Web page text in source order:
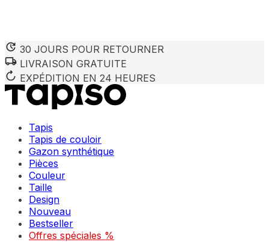
30 JOURS POUR RETOURNER
LIVRAISON GRATUITE
EXPÉDITION EN 24 HEURES
Tapis
Tapis de couloir
Gazon synthétique
Pièces
Couleur
Taille
Design
Nouveau
Bestseller
Offres spéciales %
Nous utilisons des cookies pour personnaliser le contenu
partenaires peuvent combiner ces informations avec
utilisation de leurs services.
Les cookies indispensables sont cruciaux pour les
Les cookies liés aux préférences permettent au site de
comme votre langue préférée ou la région dans laquelle